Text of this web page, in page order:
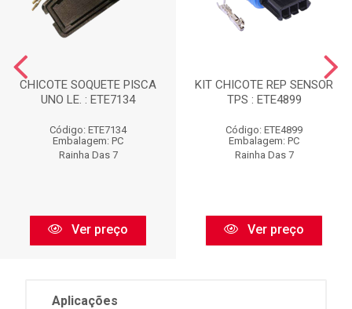
CHICOTE SOQUETE PISCA
UNO LE. : ETE7134
Código: ETE7134
Embalagem: PC
Rainha Das 7
Ver preço
KIT CHICOTE REP SENSOR
TPS : ETE4899
Código: ETE4899
Embalagem: PC
Rainha Das 7
Ver preço
Aplicações